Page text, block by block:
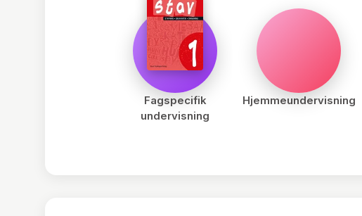
Fagspecifik
undervisning
Hjemmeundervisning